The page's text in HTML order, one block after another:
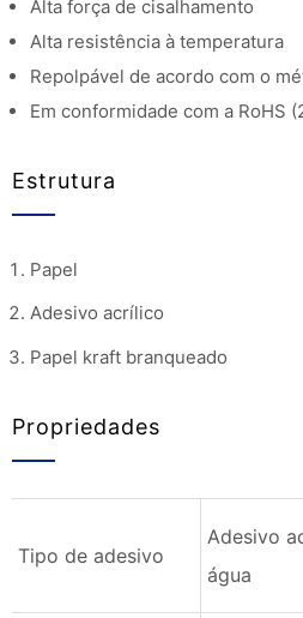
Alta força de cisalhamento
Alta resistência à temperatura
Repolpável de acordo com o
Em conformidade com a RoHS
Estrutura
Papel
Adesivo acrílico
Papel kraft branqueado
Propriedades
Tipo de adesivo
Adesivo
água